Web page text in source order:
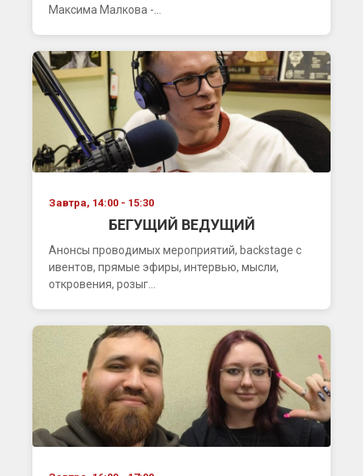
Максима Малкова -...
Завтра, 14:00 - 15:30
БЕГУЩИЙ ВЕДУЩИЙ
Анонсы проводимых мероприятий, backstage с
ивентов, прямые эфиры, интервью, мысли,
откровения, розыг...